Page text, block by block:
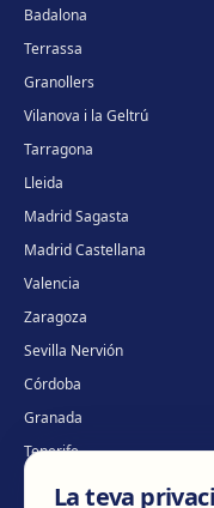
Badalona
Terrassa
Granollers
Vilanova i la Geltrú
Tarragona
Lleida
Madrid Sagasta
Madrid Castellana
Valencia
Zaragoza
Sevilla Nervión
Córdoba
Granada
Tenerife
Portugal · Guimarães
La teva